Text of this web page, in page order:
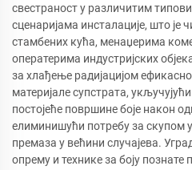
свестраност у различитим
сценаријама инсталације, што
стамбених кућа, менаџерима
оператерима индустријских
за хлађење радијацијом ефикасно
материјале супстрата,
постојеће површине боје након
елиминишући потребу за скупом
премаза у већини случајева.
опрему и технике за боју